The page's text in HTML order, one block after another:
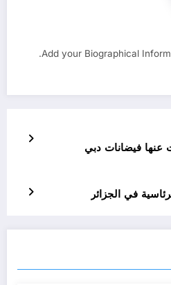
Add your Biographical
فيضانات دبي
في الجزائر